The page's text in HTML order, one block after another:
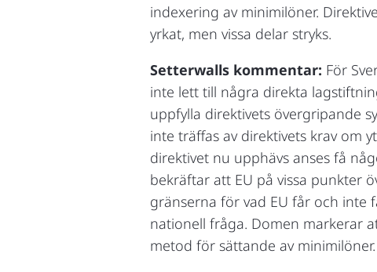
indexering av minimilöner.
yrkat, men vissa delar stryks.
Setterwalls kommentar: För
inte lett till några direkta
uppfylla direktivets övergripande
inte träffas av direktivets krav om
direktivet nu upphävs anses få
bekräftar att EU på vissa punkter
gränserna för vad EU får och inte
nationell fråga. Domen markerar
metod för sättande av minimilöner.